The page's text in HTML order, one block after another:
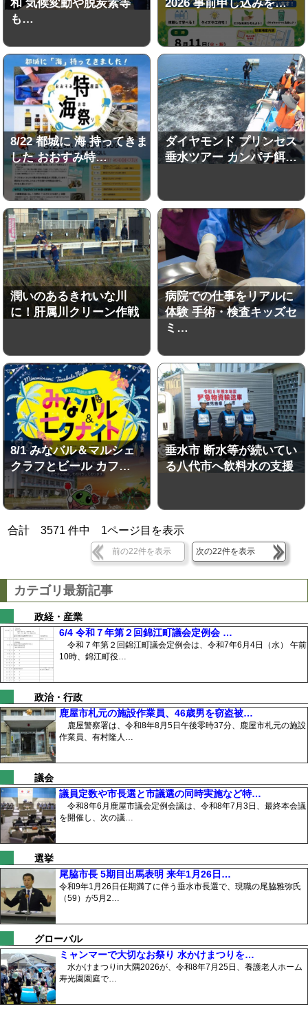
和 気候変動や脱炭素等
も…
2026 事前申し込みを…
8/22 都城に 海 持ってきま
した おおすみ特…
ダイヤモンド プリンセス
垂水ツアー カンパチ餌…
潤いのあるきれいな川
に！肝属川クリーン作戦
病院での仕事をリアルに
体験 手術・検査キッズセ
ミ…
8/1 みなバル＆マルシェ
クラフとビール カフ…
垂水市 断水等が続いてい
る八代市へ飲料水の支援
合計3571 件中 1ページ目を表示
前の22件を表示 次の22件を表示
カテゴリ最新記事
政経・産業
6/4 令和７年第２回錦江町議会定例会 …
令和７年第２回錦江町議会定例会は、令和7年6月4日（水） 午前
10時、錦江町役…
政治・行政
鹿屋市札元の施設作業員、46歳男を窃盗被…
鹿屋警察署は、令和8年8月5日午後零時37分、鹿屋市札元の施設
作業員、有村隆人…
議会
議員定数や市長選と市議選の同時実施など特…
令和8年6月鹿屋市議会定例会議は、令和8年7月3日、最終本会議
を開催し、次の議…
選挙
尾脇市長 5期目出馬表明 来年1月26日…
令和9年1月26日任期満了に伴う垂水市長選で、現職の尾脇雅弥氏
（59）が5月2…
グローバル
ミャンマーで大切なお祭り 水かけまつりを…
水かけまつりin大隅2026が、令和8年7月25日、養護老人ホーム
寿光園園庭で…